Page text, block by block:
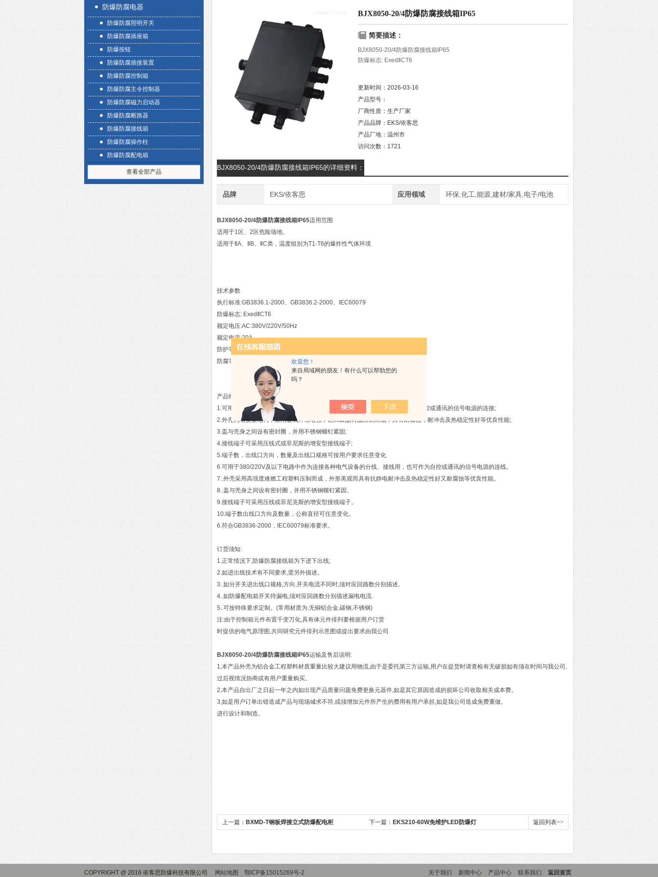
欢迎您！
来自局域网的朋友！有什么可以帮助您的
吗？
防爆防腐电器
防爆防腐照明开关
防爆防腐插座箱
防爆按钮
防爆防腐插接装置
防爆防腐控制箱
防爆防腐主令控制器
防爆防腐磁力启动器
防爆防腐断路器
防爆防腐接线箱
防爆防腐操作柱
防爆防腐配电箱
查看全部产品
BJX8050-20/4防爆防腐接线箱IP65
简要描述：
BJX8050-20/4防爆防腐接线箱IP65
防爆标志: ExedⅡCT6
额定电流:20A
防护等级:IP65
防腐等级:WF2
更新时间： 2026-03-16
产品型号：
厂商性质： 生产厂家
产品品牌： EKS/依客思
产品厂地： 温州市
访问次数： 1721
BJX8050-20/4防爆防腐接线箱IP65的详细资料：
品牌 EKS/依客思 应用领域 环保,化工,能源,建材/家具,电子/电池
BJX8050-20/4防爆防腐接线箱IP65适用范围
适用于1区、2区危险场地。
适用于ⅡA、ⅡB、ⅡC类，温度组别为T1-T6的爆炸性气体环境
技术参数
执行标准:GB3836.1-2000、GB3836.2-2000、IEC60079
防爆标志: ExedⅡCT6
额定电压:AC:380V/220V/50Hz
额定电流:20A
防护等级:IP65
防腐等级:WF2
产品特点
1.可用于380/220V及以下电路中作为各种电气设备的分线、接线用，也可作为自控或通讯的信号电源的连接;
2.外壳为增安型结构，采用玻璃纤维增强不饱和聚酯树脂压制而成，具有耐腐蚀，耐冲击及热稳定性好等优良性能;
3.盖与壳身之间设有密封圈，并用不锈钢螺钉紧固;
4.接线端子可采用压线式或菲尼斯的增安型接线端子;
5.端子数，出线口方向，数量及出线口规格可按用户要求任意变化
6.可用于380/220V及以下电路中作为连接各种电气设备的分线、接线用，也可作为自控或通讯的信号电源的连线。
7..外壳采用高强度难燃工程塑料压制而成，外形美观而具有抗静电耐冲击及热稳定性好又耐腐蚀等优良性能。
8..盖与壳身之间设有密封圈，并用不锈钢螺钉紧固。
9.接线端子可采用压线或菲尼克斯的增安型接线端子。
10.端子数出线口方向及数量，公称直径可任意变化。
6.符合GB3836-2000，IEC60079标准要求。
订货须知:
1.正常情况下,防爆防腐接线箱为下进下出线;
2.如进出线技术有不同要求,需另外描述。
3..如分开关进出线口规格,方向,开关电流不同时,须对应回路数分别描述,
4..如防爆配电箱开关待漏电,须对应回路数分别描述漏电电流.
5..可按特殊要求定制。(常用材质为:无铜铝合金,碳钢,不锈钢)
注:由于控制箱元件布置千变万化,具有体元件排列要根据用户订货
时提供的电气原理图,共同研究元件排列示意图或提出要求由我公司
BJX8050-20/4防爆防腐接线箱IP65运输及售后说明:
1,本产品外壳为铝合金工程塑料材质重量比较大建议用物流,由于是委托第三方运输,用户在提货时请查检有无破损如有须在时间与我公司,
过后视情况协商或有用户重量购买。
2,本产品自出厂之日起一年之内如出现产品质量问题免费更换元器件,如是其它原因造成的损坏公司收取相关成本费。
3,如是用户订单出错造成产品与现场城求不符,或须增加元件所产生的费用有用户承担,如是我公司造成免费重做。
进行设计和制造。
上一篇： BXMD-T钢板焊接立式防爆配电柜 下一篇： EKS210-60W免维护LED防爆灯 返回列表>>
COPYRIGHT @ 2016 依客思防爆科技有限公司 网站地图 鄂ICP备15015269号-2 关于我们 新闻中心 产品中心 联系我们 返回首页